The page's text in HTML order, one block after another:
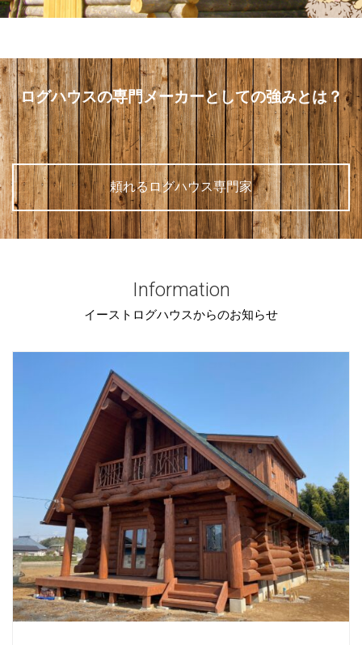
ログハウスの専門メーカーとしての強みとは？
頼れるログハウス専門家
Information
イーストログハウスからのお知らせ